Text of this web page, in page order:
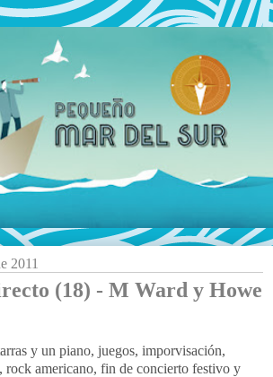
2011
(18) - M Ward y Howe
y un piano, juegos, imporvisación,
rock americano, fin de concierto festivo y